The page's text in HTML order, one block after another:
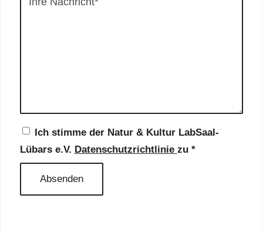
Ich stimme der Natur & Kultur LabSaal-
Lübars e.V. Datenschutzrichtlinie zu *